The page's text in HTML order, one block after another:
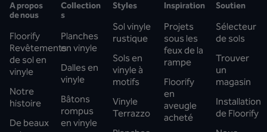
A propos
de nous
Floorify
Revêtements
de sol en
vinyle
Notre
histoire
De beaux
Collection
s
Planches
en vinyle
Dalles en
vinyle
Bâtons
rompus
en vinyle
Styles
Sol vinyle
rustique
Sols en
vinyle à
motifs
Vinyle
Terrazzo
Inspiration
Projets
sous les
feux de la
rampe
Floorify
en
aveugle
acheté
Soutien
Sélecteur
de sols
Trouver
un
magasin
Installation
de Floorify